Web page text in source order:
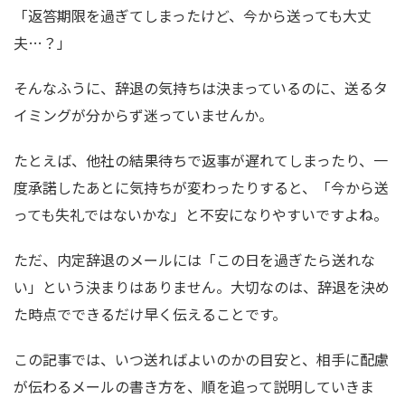
「返答期限を過ぎてしまったけど、今から送っても大丈
夫…？」
そんなふうに、辞退の気持ちは決まっているのに、送るタ
イミングが分からず迷っていませんか。
たとえば、他社の結果待ちで返事が遅れてしまったり、一
度承諾したあとに気持ちが変わったりすると、「今から送
っても失礼ではないかな」と不安になりやすいですよね。
ただ、内定辞退のメールには「この日を過ぎたら送れな
い」という決まりはありません。大切なのは、辞退を決め
た時点でできるだけ早く伝えることです。
この記事では、いつ送ればよいのかの目安と、相手に配慮
が伝わるメールの書き方を、順を追って説明していきま